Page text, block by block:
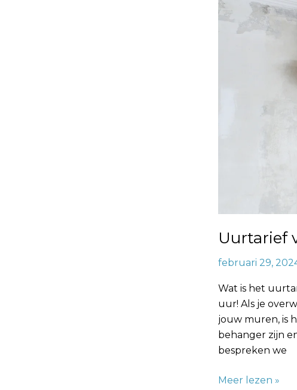
Uurtarief
februari 29,
Wat is het
uur! Als je
jouw muren, is
behanger zijn
bespreken we
een
Meer lezen »